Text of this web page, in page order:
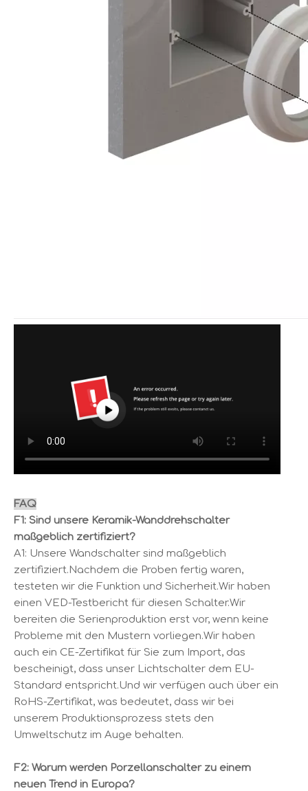
FAQ
F1: Sind unsere Keramik-Wanddrehschalter
maßgeblich zertifiziert?
A1: Unsere Wandschalter sind maßgeblich
zertifiziert.Nachdem die Proben fertig waren,
testeten wir die Funktion und Sicherheit.Wir haben
einen VED-Testbericht für diesen Schalter.Wir
bereiten die Serienproduktion erst vor, wenn keine
Probleme mit den Mustern vorliegen.Wir haben
auch ein CE-Zertifikat für Sie zum Import, das
bescheinigt, dass unser Lichtschalter dem EU-
Standard entspricht.Und wir verfügen auch über ein
RoHS-Zertifikat, was bedeutet, dass wir bei
unserem Produktionsprozess stets den
Umweltschutz im Auge behalten.
F2: Warum werden Porzellanschalter zu einem
neuen Trend in Europa?